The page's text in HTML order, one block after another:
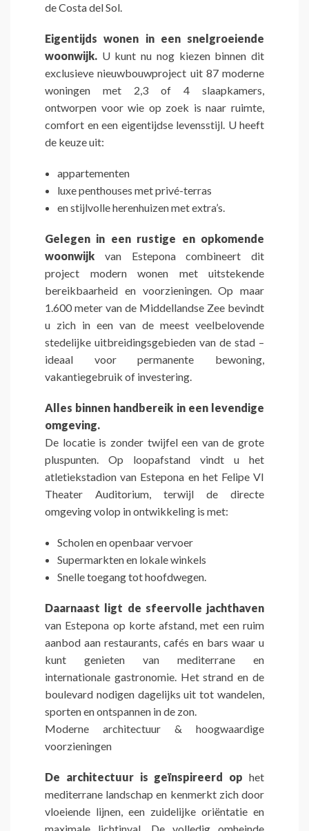
de Costa del Sol.
Eigentijds wonen in een snelgroeiende
woonwijk. U kunt nu nog kiezen binnen dit
exclusieve nieuwbouwproject uit 87 moderne
woningen met 2,3 of 4 slaapkamers,
ontworpen voor wie op zoek is naar ruimte,
comfort en een eigentijdse levensstijl. U heeft
de keuze uit:
appartementen
luxe penthouses met privé-terras
en stijlvolle herenhuizen met extra’s.
Gelegen in een rustige en opkomende
woonwijk van Estepona combineert dit
project modern wonen met uitstekende
bereikbaarheid en voorzieningen. Op maar
1.600 meter van de Middellandse Zee bevindt
u zich in een van de meest veelbelovende
stedelijke uitbreidingsgebieden van de stad –
ideaal voor permanente bewoning,
vakantiegebruik of investering.
Alles binnen handbereik in een levendige
omgeving.
De locatie is zonder twijfel een van de grote
pluspunten. Op loopafstand vindt u het
atletiekstadion van Estepona en het Felipe VI
Theater Auditorium, terwijl de directe
omgeving volop in ontwikkeling is met:
Scholen en openbaar vervoer
Supermarkten en lokale winkels
Snelle toegang tot hoofdwegen.
Daarnaast ligt de sfeervolle jachthaven
van Estepona op korte afstand, met een ruim
aanbod aan restaurants, cafés en bars waar u
kunt genieten van mediterrane en
internationale gastronomie. Het strand en de
boulevard nodigen dagelijks uit tot wandelen,
sporten en ontspannen in de zon.
Moderne architectuur & hoogwaardige
voorzieningen
De architectuur is geïnspireerd op het
mediterrane landschap en kenmerkt zich door
vloeiende lijnen, een zuidelijke oriëntatie en